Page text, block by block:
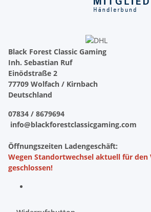
Black Forest Classic Gaming
Inh. Sebastian Ruf
Einödstraße 2
77709 Wolfach / Kirnbach
Deutschland
07834 / 8679694
info@blackforestclassicgaming.com
Öffnungszeiten Ladengeschäft:
Wegen Standortwechsel aktuell für den
geschlossen!